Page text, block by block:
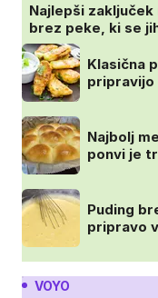
Najlepši
brez peke, ki se
Klasična
pripravijo
Najbolj
ponvi je
Puding
pripravo
VOYO